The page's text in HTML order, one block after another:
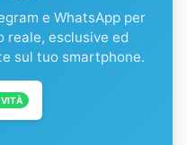
e WhatsApp per
reale, esclusive ed
sul tuo smartphone.